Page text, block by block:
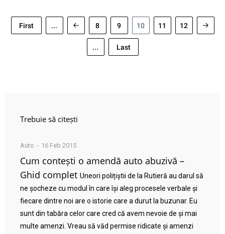
First ... 8 9 10 11 12
... Last
Trebuie să citești
Auto 16 Feb 2015
Cum contești o amendă auto abuzivă –
Ghid complet Uneori polițiștii de la Rutieră au darul să
ne șocheze cu modul în care își aleg procesele verbale și
fiecare dintre noi are o istorie care a durut la buzunar. Eu
sunt din tabăra celor care cred că avem nevoie de și mai
multe amenzi. Vreau să văd permise ridicate și amenzi